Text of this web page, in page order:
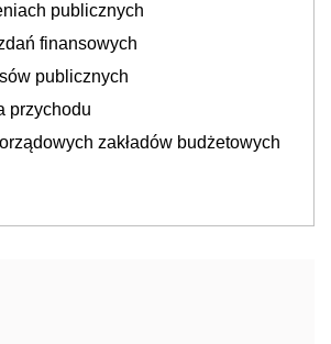
publicznych
finansowych
publicznych
przychodu
zakładów budżetowych